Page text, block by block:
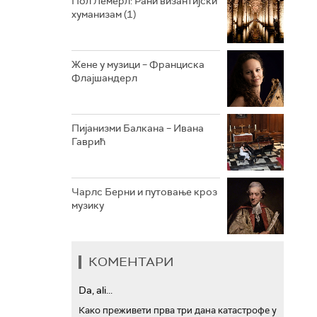
хуманизам (1)
Жене у музици – Франциска
Флајшандерл
Пијанизми Балкана – Ивана
Гаврић
Чарлс Берни и путовање кроз
музику
КОМЕНТАРИ
Da, ali...
Како преживети прва три дана катастрофе у